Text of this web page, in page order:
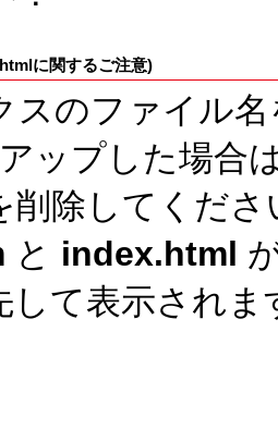
に関するご注意)
スのファイル
ップした場合
削除してくださ
と index.html
して表示されま